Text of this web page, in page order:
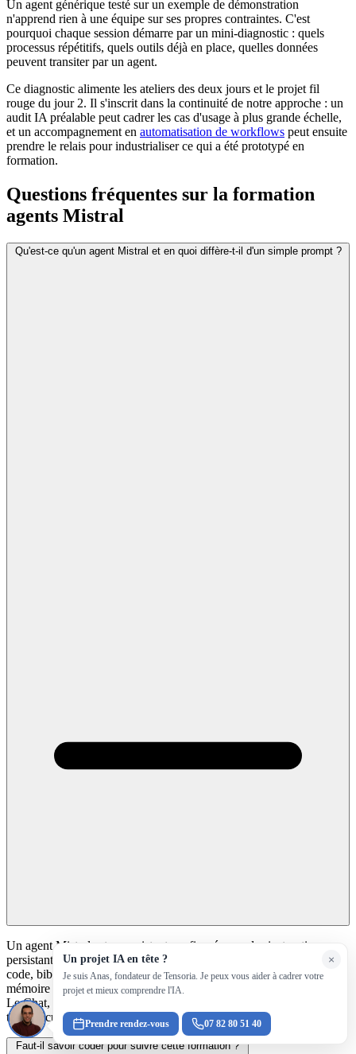
Un agent générique testé sur un exemple de démonstration
n'apprend rien à une équipe sur ses propres contraintes. C'est
pourquoi chaque session démarre par un mini-diagnostic : quels
processus répétitifs, quels outils déjà en place, quelles données
peuvent transiter par un agent.
Ce diagnostic alimente les ateliers des deux jours et le projet fil
rouge du jour 2. Il s'inscrit dans la continuité de notre approche : un
audit IA préalable peut cadrer les cas d'usage à plus grande échelle,
et un accompagnement en automatisation de workflows peut ensuite
prendre le relais pour industrialiser ce qui a été prototypé en
formation.
Questions fréquentes sur la formation
agents Mistral
Qu'est-ce qu'un agent Mistral et en quoi diffère-t-il d'un simple prompt ?
Un agent Mistral est un assistant configuré avec des instructions
persistantes, un ou plusieurs outils (recherche web, exécution de
code, bibliothèque de documents, appel de fonctions métier) et une
mémoire de conversation. Contrairement à un prompt ponctuel dans
Le Chat, l'agent est déployé une fois et reste disponible pour une
tâche récurrente : il peut agir, pas seulement répondre.
Faut-il savoir coder pour suivre cette formation ?
×
Un projet IA en tête ?
Je suis Anas, fondateur de Tensoria. Je peux vous aider à cadrer votre
projet et mieux comprendre l'IA.
Prendre rendez-vous 07 82 80 51 40